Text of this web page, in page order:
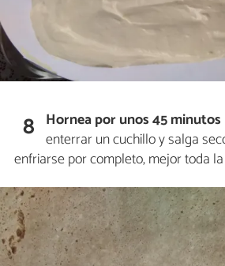
8 Hornea por unos 45 minutos
enterrar un cuchillo y salga
enfriarse por completo, mejor toda